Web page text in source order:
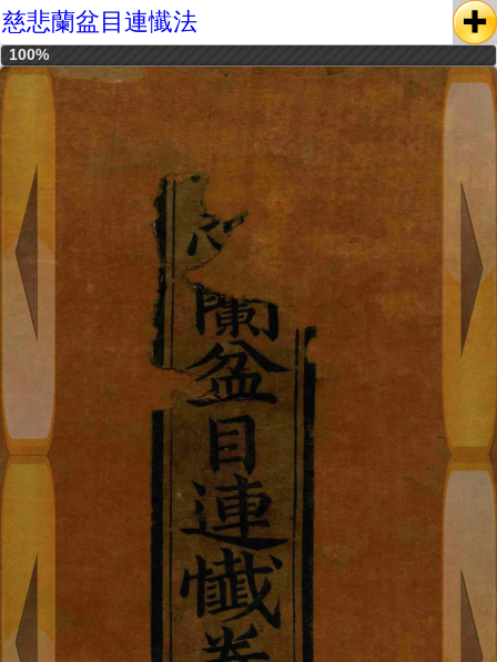
慈悲蘭盆目連懴法
100%